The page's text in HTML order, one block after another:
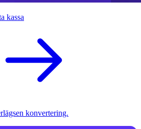
kassa
konvertering.